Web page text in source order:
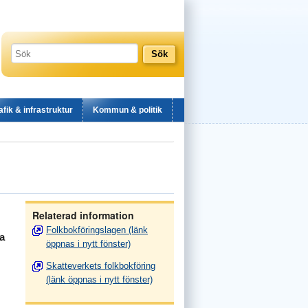
& infrastruktur Kommun & politik
Relaterad information
Folkbokföringslagen (länk
öppnas i nytt fönster)
Skatteverkets folkbokföring
(länk öppnas i nytt fönster)